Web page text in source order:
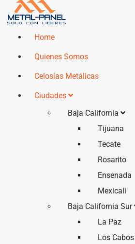
Home
Quienes Somos
Celosías Metálicas
Ciudades
Baja California
Tijuana
Tecate
Rosarito
Ensenada
Mexicali
Baja California Sur
La Paz
Los Cabos